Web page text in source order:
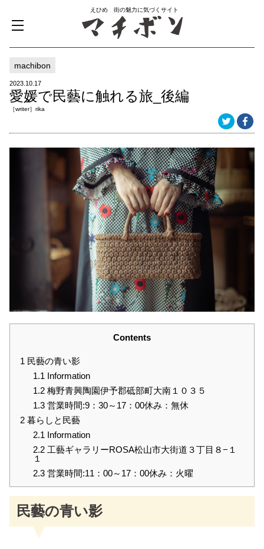
えひめ 街の魅力に気づくサイト
machibon
2023.10.17
愛媛で民藝に触れる旅_後編
［writer］rika
Contents
1 民藝の青い影
1.1 Information
1.2 梅野青興陶園伊予郡砥部町大南１０３５
1.3 営業時間:9：30～17：00休み：無休
2暮らしと民藝
2.1 Information
2.2 工藝ギャラリーROSA松山市大街道３丁目８−１
１
2.3 営業時間:11：00～17：00休み：火曜
民藝の青い影